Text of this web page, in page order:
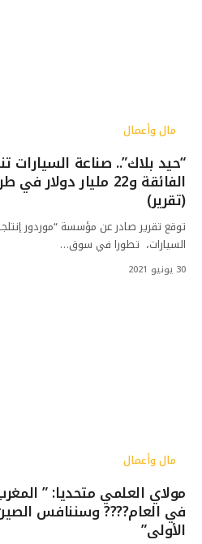
مال وأعمال
“حيد بلاك”.. صناعة السيارات
الفائقة و22 مليار
(تقرير)
توقع تقرير صادر عن مؤسسة “موردور
السيارات، تطورا في سوق…
30 يونيو 2021
مال وأعمال
في العام???? وسننافس
الأولى”